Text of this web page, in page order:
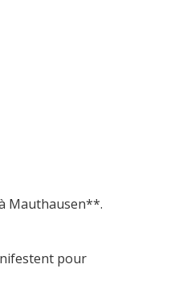
Mauthausen**.
pour